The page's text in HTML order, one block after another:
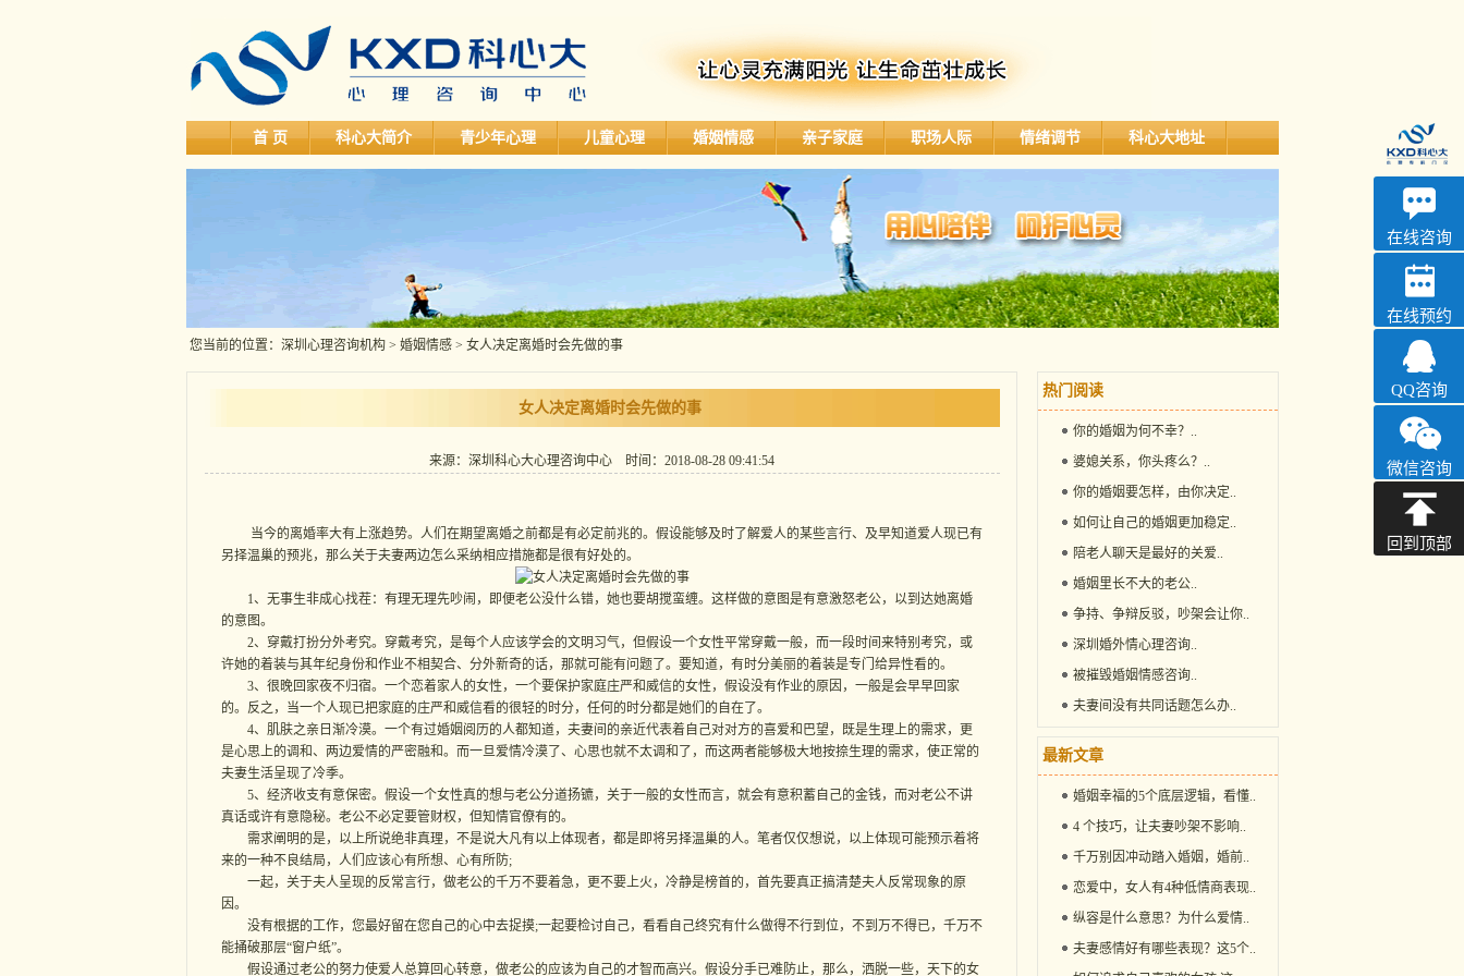
首 页 科心大简介 青少年心理 儿童心理 婚姻情感 亲子家庭 职场人际 情绪调节 科心大地址
您当前的位置： 深圳心理咨询机构> 婚姻情感> 女人决定离婚时会先做的事
女人决定离婚时会先做的事
来源：深圳科心大心理咨询中心 时间：2018-08-28 09:41:54
当今的离婚率大有上涨趋势。人们在期望离婚之前都是有必定前兆的。假设能够及时了解爱人的某些言行、及早知道爱人现已有
另择温巢的预兆，那么关于夫妻两边怎么采纳相应措施都是很有好处的。
1、无事生非成心找茬：有理无理先吵闹，即便老公没什么错，她也要胡搅蛮缠。这样做的意图是有意激怒老公，以到达她离婚
的意图。
2、穿戴打扮分外考究。穿戴考究，是每个人应该学会的文明习气，但假设一个女性平常穿戴一般，而一段时间来特别考究，或
许她的着装与其年纪身份和作业不相契合、分外新奇的话，那就可能有问题了。要知道，有时分美丽的着装是专门给异性看的。
3、很晚回家夜不归宿。一个恋着家人的女性，一个要保护家庭庄严和威信的女性，假设没有作业的原因，一般是会早早回家
的。反之，当一个人现已把家庭的庄严和威信看的很轻的时分，任何的时分都是她们的自在了。
4、肌肤之亲日渐冷漠。一个有过婚姻阅历的人都知道，夫妻间的亲近代表着自己对对方的喜爱和巴望，既是生理上的需求，更
是心思上的调和、两边爱情的严密融和。而一旦爱情冷漠了、心思也就不太调和了，而这两者能够极大地按捺生理的需求，使正常的
夫妻生活呈现了冷季。
5、经济收支有意保密。假设一个女性真的想与老公分道扬镳，关于一般的女性而言，就会有意积蓄自己的金钱，而对老公不讲
真话或许有意隐秘。老公不必定要管财权，但知情官僚有的。
需求阐明的是，以上所说绝非真理，不是说大凡有以上体现者，都是即将另择温巢的人。笔者仅仅想说，以上体现可能预示着将
来的一种不良结局，人们应该心有所想、心有所防;
一起，关于夫人呈现的反常言行，做老公的千万不要着急，更不要上火，冷静是榜首的，首先要真正搞清楚夫人反常现象的原
因。
没有根据的工作，您最好留在您自己的心中去捉摸;一起要检讨自己，看看自己终究有什么做得不行到位，不到万不得已，千万不
能捅破那层“窗户纸”。
假设通过老公的努力使爱人总算回心转意，做老公的应该为自己的才智而高兴。假设分手已难防止，那么，洒脱一些，天下的女
热门阅读
你的婚姻为何不幸？ ..
婆媳关系，你头疼么？ ..
你的婚姻要怎样，由你决定..
如何让自己的婚姻更加稳定..
陪老人聊天是最好的关爱..
婚姻里长不大的老公..
争持、争辩反驳，吵架会让你..
深圳婚外情心理咨询..
被摧毁婚姻情感咨询..
夫妻间没有共同话题怎么办..
最新文章
婚姻幸福的5个底层逻辑，看懂..
4 个技巧，让夫妻吵架不影响 ..
千万别因冲动踏入婚姻，婚前..
恋爱中，女人有4种低情商表现..
纵容是什么意思？为什么爱情..
夫妻感情好有哪些表现？这5个..
深科
心理咨询
在线咨询
在线预约
QQ咨询
微信咨询
回到顶部